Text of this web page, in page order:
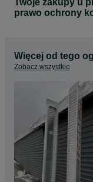
Twoje zakupy u
prawo ochrony
Więcej od tego
Zobacz wszystkie